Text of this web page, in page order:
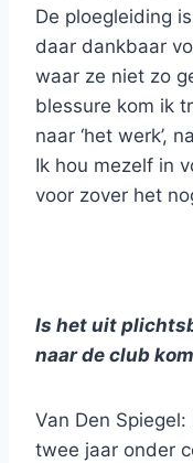
De ploegleiding
daar dankbaar
waar ze niet zo
blessure kom ik
naar ‘het werk’,
Ik hou mezelf in
voor zover het
Is het uit
naar de club
Van Den
twee jaar onder